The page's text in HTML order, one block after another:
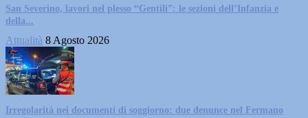
San Severino, lavori nel plesso “Gentili”: le sezioni dell’Infanzia e
della...
Attualità 8 Agosto 2026
Irregolarità nei documenti di soggiorno: due denunce nel Fermano